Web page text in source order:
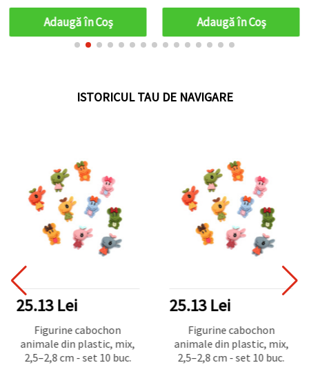
creative
Adaugă în Coş Adaugă în Coş
ISTORICUL TAU DE NAVIGARE
25.13 Lei
Figurine cabochon
animale din plastic, mix,
2,5–2,8 cm - set 10 buc.
25.13 Lei
Figurine cabochon
animale din plastic, mix,
2,5–2,8 cm - set 10 buc.